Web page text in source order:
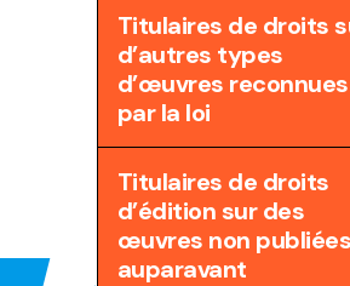
Titulaires de droits
d’autres types
d’œuvres reconnues
par la loi
Titulaires de droits
d’édition sur des
œuvres non publiées
auparavant